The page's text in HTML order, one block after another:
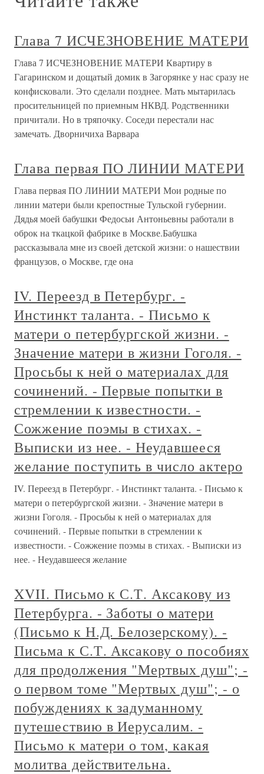
Глава 7 ИСЧЕЗНОВЕНИЕ МАТЕРИ
Глава 7 ИСЧЕЗНОВЕНИЕ МАТЕРИ Квартиру в
Гагаринском и дощатый домик в Загорянке у нас сразу не
конфисковали. Это сделали позднее. Мать мытарилась
просительницей по приемным НКВД. Родственники
причитали. Но в тряпочку. Соседи перестали нас
замечать. Дворничиха Варвара
Глава первая ПО ЛИНИИ МАТЕРИ
Глава первая ПО ЛИНИИ МАТЕРИ Мои родные по
линии матери были крепостные Тульской губернии.
Дядья моей бабушки Федосьи Антоньевны работали в
оброк на ткацкой фабрике в Москве.Бабушка
рассказывала мне из своей детской жизни: о нашествии
французов, о Москве, где она
IV. Переезд в Петербург. -
Инстинкт таланта. - Письмо к
матери о петербургской жизни. -
Значение матери в жизни Гоголя. -
Просьбы к ней о материалах для
сочинений. - Первые попытки в
стремлении к известности. -
Сожжение поэмы в стихах. -
Выписки из нее. - Неудавшееся
желание поступить в число актеро
IV. Переезд в Петербург. - Инстинкт таланта. - Письмо к
матери о петербургской жизни. - Значение матери в
жизни Гоголя. - Просьбы к ней о материалах для
сочинений. - Первые попытки в стремлении к
известности. - Сожжение поэмы в стихах. - Выписки из
нее. - Неудавшееся желание
XVII. Письмо к С.Т. Аксакову из
Петербурга. - Заботы о матери
(Письмо к Н.Д. Белозерскому). -
Письма к С.Т. Аксакову о пособиях
для продолжения "Мертвых душ"; -
о первом томе "Мертвых душ"; - о
побуждениях к задуманному
путешествию в Иерусалим. -
Письмо к матери о том, какая
молитва действительна.